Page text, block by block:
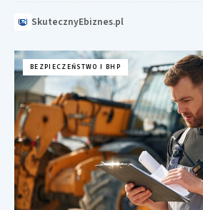
SkutecznyEbiznes.pl
BEZPIECZEŃSTWO I BHP